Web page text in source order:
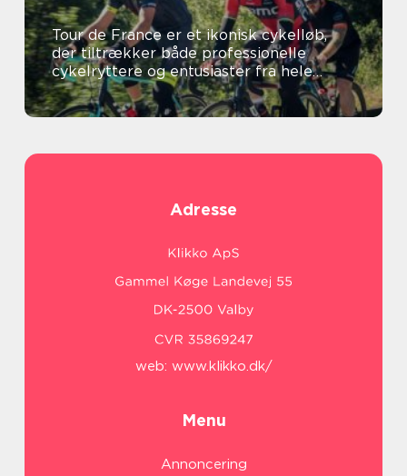
Tour de France er et ikonisk cykelløb,
der tiltrækker både professionelle
cykelryttere og entusiaster fra hele
verden
Adresse
web: www.klikko.dk/
Menu
Annoncering